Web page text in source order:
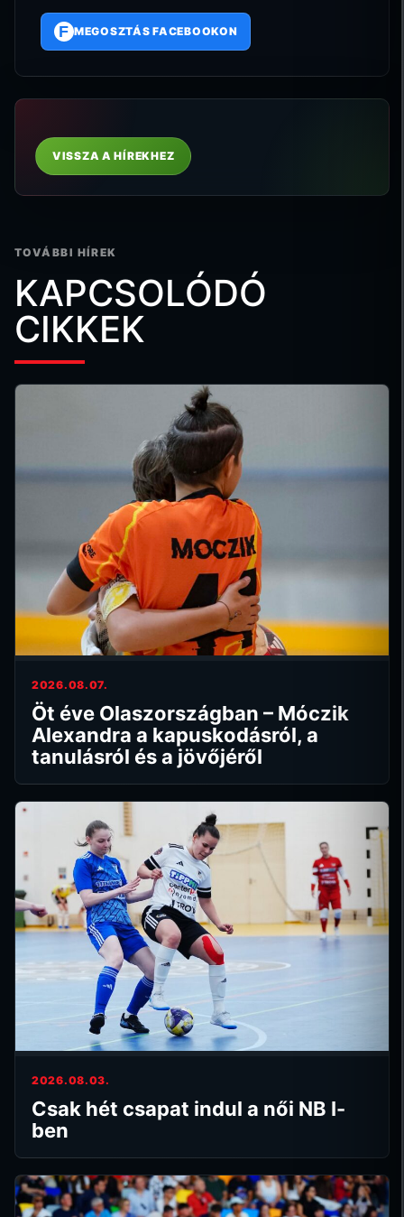
F MEGOSZTÁS FACEBOOKON
VISSZA A HÍREKHEZ
TOVÁBBI HÍREK
KAPCSOLÓDÓ
CIKKEK
2026.08.07.
Öt éve Olaszországban – Móczik
Alexandra a kapuskodásról, a
tanulásról és a jövőjéről
2026.08.03.
Csak hét csapat indul a női NB I-
ben